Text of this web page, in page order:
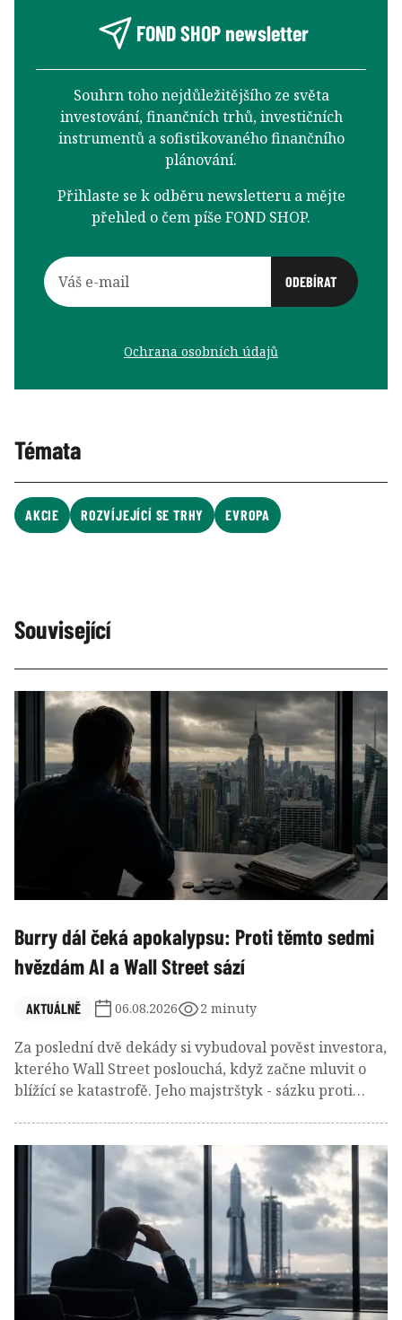
FOND SHOP newsletter
Souhrn toho nejdůležitějšího ze světa
investování, finančních trhů, investičních
instrumentů a sofistikovaného finančního
plánování.
Přihlaste se k odběru newsletteru a mějte
přehled o čem píše FOND SHOP.
Ochrana osobních údajů
Témata
AKCIE ROZVÍJEJÍCÍ SE TRHY EVROPA
Související
Burry dál čeká apokalypsu: Proti těmto sedmi
hvězdám AI a Wall Street sází
AKTUÁLNĚ 06.08.2026 2 minuty
Za poslední dvě dekády si vybudoval pověst investora,
kterého Wall Street poslouchá, když začne mluvit o
blížící se katastrofě. Jeho majstrštyk - sázku proti
pesimistický signál. Aktuální euforie je podle něj jen
předzvěstí prudkého obratu.